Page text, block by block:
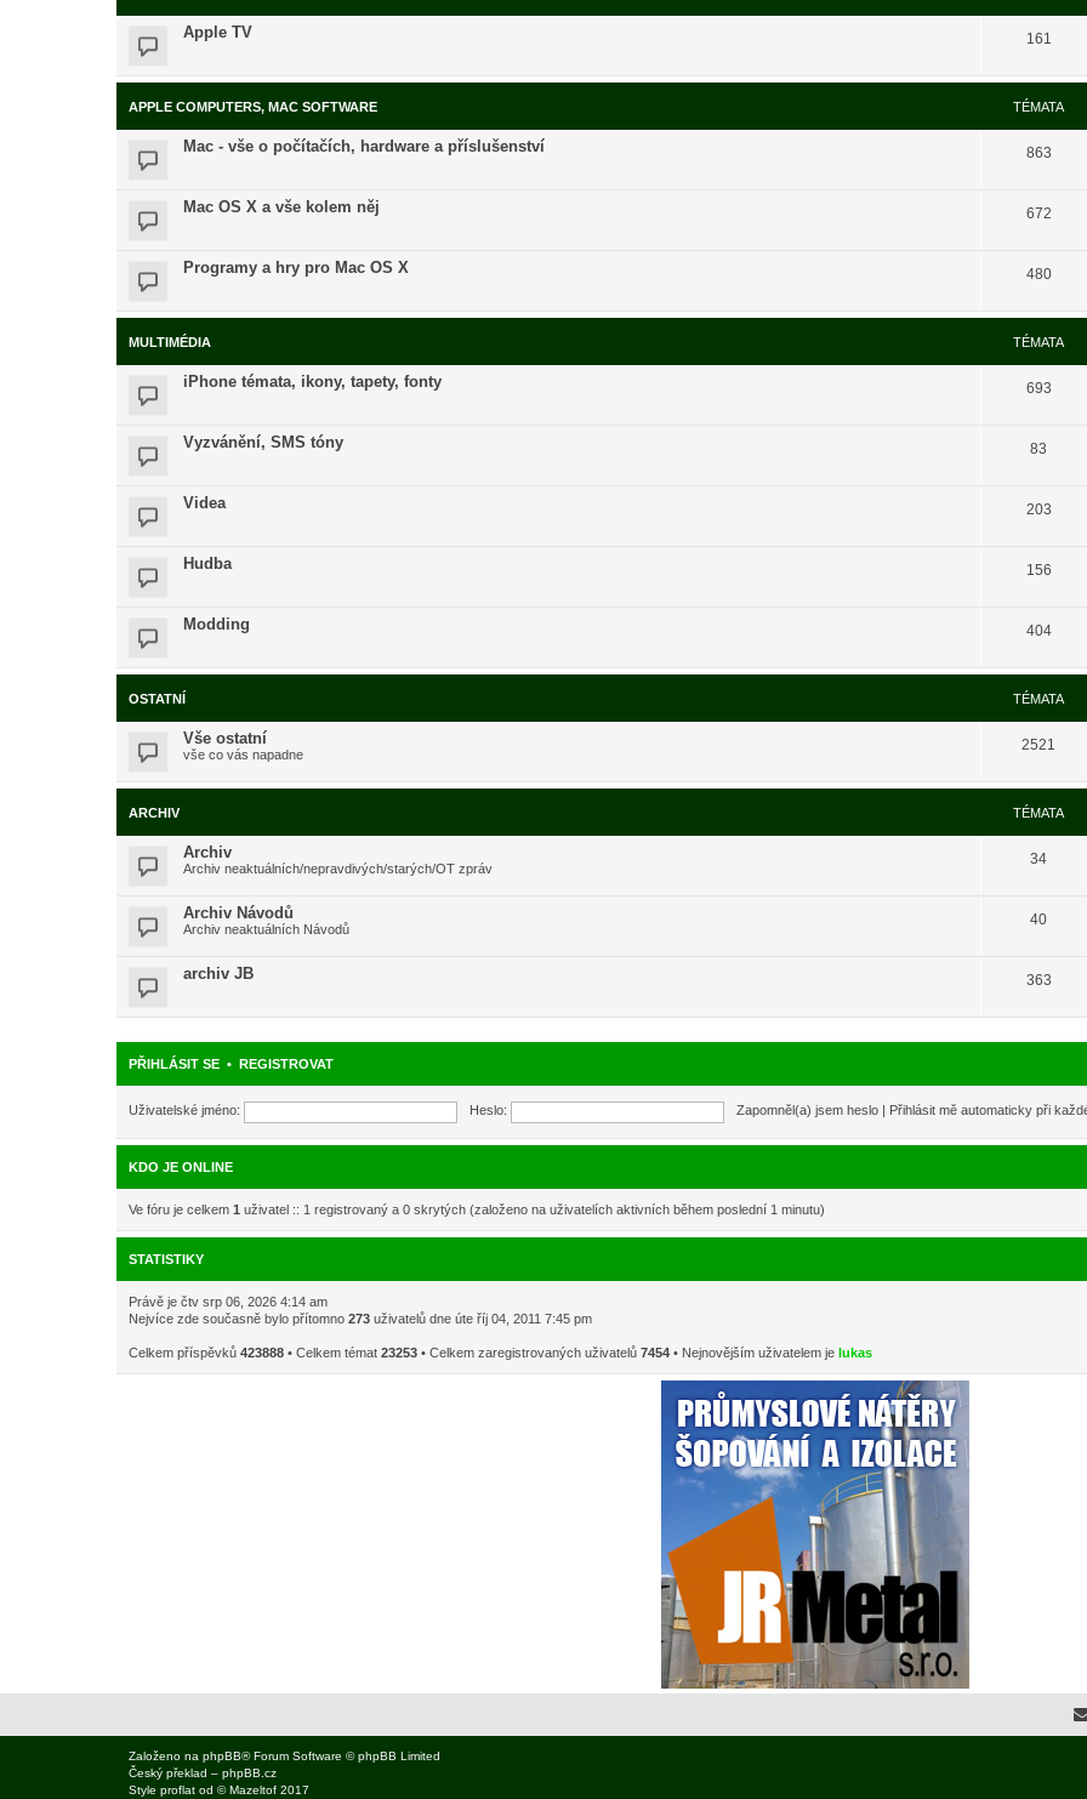
Apple TV 161
APPLE COMPUTERS, MAC SOFTWARE TÉMATA
Mac - vše o počítačích, hardware a příslušenství 863
Mac OS X a vše kolem něj 672
Programy a hry pro Mac OS X 480
MULTIMÉDIA TÉMATA
iPhone témata, ikony, tapety, fonty 693
Vyzvánění, SMS tóny 83
Videa 203
Hudba 156
Modding 404
OSTATNÍ TÉMATA
Vše ostatní
vše co vás napadne
2521
ARCHIV TÉMATA
Archiv
Archiv neaktuálních/nepravdivých/starých/OT zpráv
34
Archiv Návodů
Archiv neaktuálních Návodů
40
archiv JB 363
PŘIHLÁSIT SE • REGISTROVAT
Uživatelské jméno: Heslo: Zapomněl(a) jsem heslo Přihlásit mě automaticky při
KDO JE ONLINE
Ve fóru je celkem 1 uživatel :: 1 registrovaný a 0 skrytých (založeno na uživatelích aktivních během poslední 1 minutu)
STATISTIKY
Právě je čtv srp 06, 2026 4:14 am
Nejvíce zde současně bylo přítomno 273 uživatelů dne úte říj 04, 2011 7:45 pm
Celkem příspěvků 423888 • Celkem témat 23253 • Celkem zaregistrovaných uživatelů 7454 • Nejnovějším uživatelem je lukas
Založeno na phpBB® Forum Software © phpBB Limited
Český překlad – phpBB.cz
Style proflat od ©Mazeltof 2017